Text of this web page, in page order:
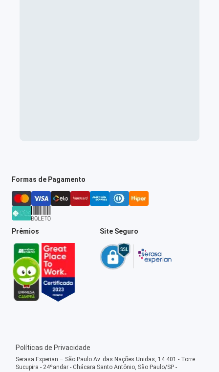
Formas de Pagamento
Prêmios Site Seguro
Políticas de Privacidade
Serasa Experian – São Paulo Av. das Nações Unidas, 14.401 - Torre
Sucupira - 24ºandar - Chácara Santo Antônio, São Paulo/SP -